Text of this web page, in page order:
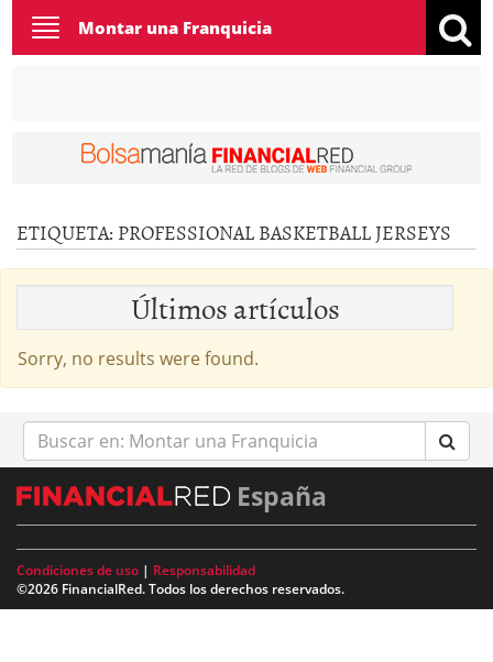
Toggle
navigation
Montar una Franquicia
ETIQUETA: PROFESSIONAL BASKETBALL JERSEYS
Últimos artículos
Sorry, no results were found.
Buscar
en:
España
Condiciones de uso | Responsabilidad
©2026 FinancialRed. Todos los derechos reservados.